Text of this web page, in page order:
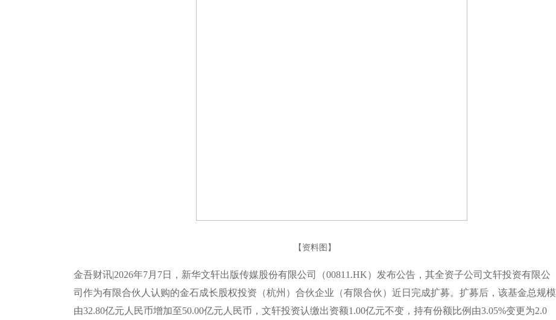
【资料图】
金吾财讯|2026年7月7日，新华文轩出版传媒股份有限公司（00811.HK）发布公告，其全资子公司文轩投资有限公
司作为有限合伙人认购的金石成长股权投资（杭州）合伙企业（有限合伙）近日完成扩募。扩募后，该基金总规模
由32.80亿元人民币增加至50.00亿元人民币，文轩投资认缴出资额1.00亿元不变，持有份额比例由3.05%变更为2.0